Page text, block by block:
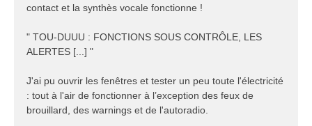
contact et la synthès vocale fonctionne !
" TOU-DUUU : FONCTIONS SOUS CONTRÔLE, LES
ALERTES [...] "
J'ai pu ouvrir les fenêtres et tester un peu toute l'électricité
: tout à l'air de fonctionner à l’exception des feux de
brouillard, des warnings et de l'autoradio.